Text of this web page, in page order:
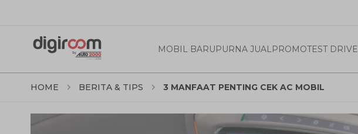
MOBIL BARUPURNA JUAL PROMOTEST DRIVE
HOME BERITA & TIPS 3 MANFAAT PENTING CEK AC MOBIL